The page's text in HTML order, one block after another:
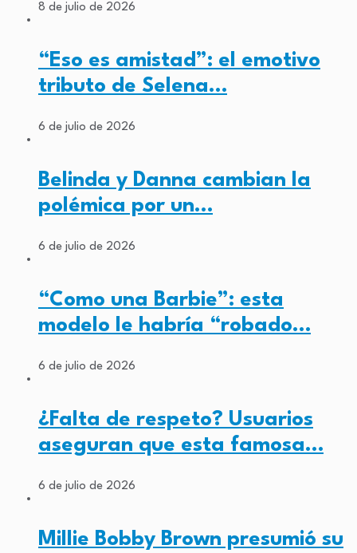
8 de julio de 2026
“Eso es amistad”: el emotivo
tributo de Selena…
6 de julio de 2026
Belinda y Danna cambian la
polémica por un…
6 de julio de 2026
“Como una Barbie”: esta
modelo le habría “robado…
6 de julio de 2026
¿Falta de respeto? Usuarios
aseguran que esta famosa…
6 de julio de 2026
Millie Bobby Brown presumió su